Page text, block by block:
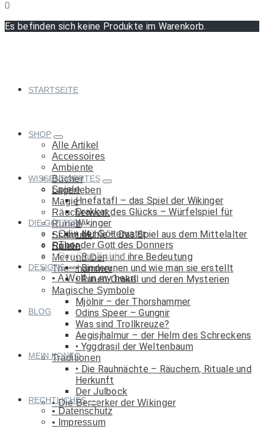
0
Es befinden sich keine Produkte im Warenkorb.
STARTSEITE
SHOP
Alle Artikel
Accessoires
Ambiente
Bücher
Lagerleben
Magie
Räucherwerk
Runen
Schmuck
Spiele
Met und Co.
Thorshammer
WISSENSWERTES
Spiele
Hnefatafl – das Spiel der Wikinger
Drakkar des Glücks – Würfelspiel für
Wikinger
Mühle – Das Spiel aus dem Mittelalter
Runen
Runen und ihre Bedeutung
Binderunen und wie man sie erstellt
Runen-Orakel und deren Mysterien
Magische Symbole
Mjölnir – der Thorshammer
Odins Speer – Gungnir
Was sind Trollkreuze?
Aegisjhalmur – der Helm des Schreckens
Yggdrasil der Weltenbaum
Traditionen
Die Rauhnächte – Räuchern, Rituale und
Herkunft
Der Julbock
Die Berserker der Wikinger
DIE GÖTTER
Odin der Göttervater
Thor der Gott des Donners
Der Gott Balder
DESIGNS
A Wolf in my heart
BLOG
MEIN KONTO
RECHTLICHES
Datenschutz
Impressum